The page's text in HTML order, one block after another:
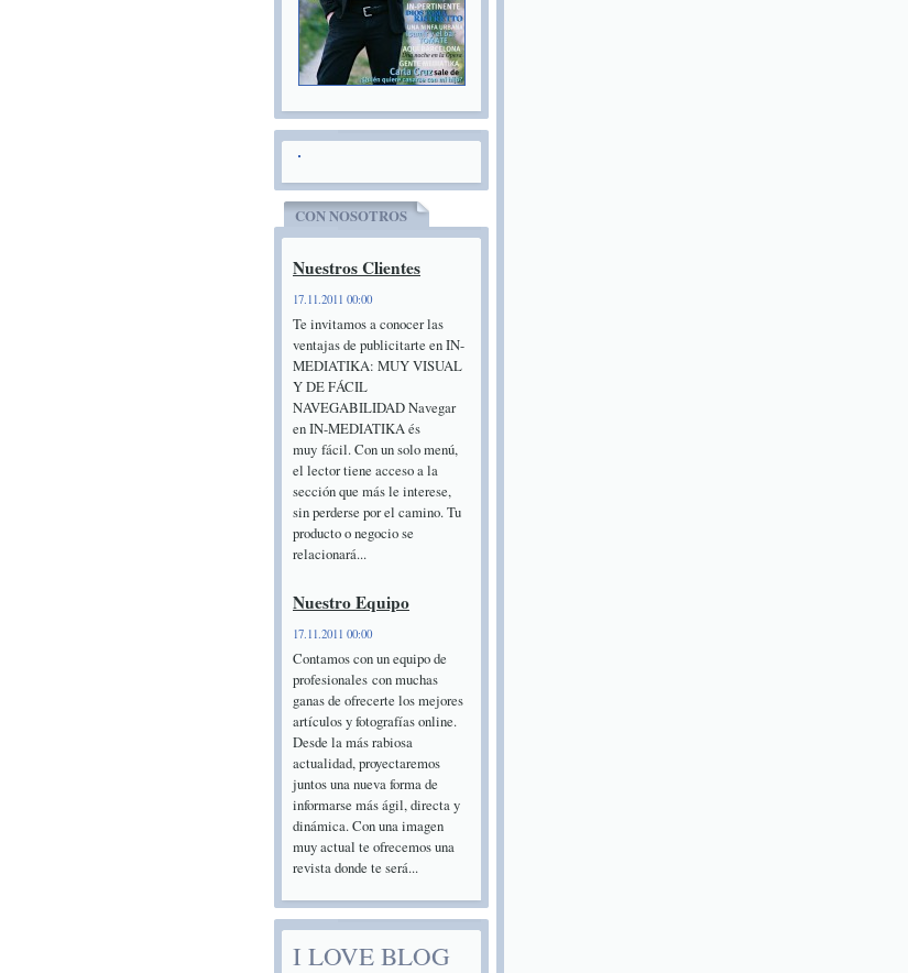
CON NOSOTROS
Nuestros Clientes
17.11.2011 00:00
Te invitamos a conocer las
ventajas de publicitarte en IN-
MEDIATIKA: MUY VISUAL
Y DE FÁCIL
NAVEGABILIDAD Navegar
en IN-MEDIATIKA és
muy fácil. Con un solo menú,
el lector tiene acceso a la
sección que más le interese,
sin perderse por el camino. Tu
producto o negocio se
relacionará...
Nuestro Equipo
17.11.2011 00:00
Contamos con un equipo de
profesionales con muchas
ganas de ofrecerte los mejores
artículos y fotografías online.
Desde la más rabiosa
actualidad, proyectaremos
juntos una nueva forma de
informarse más ágil, directa y
dinámica. Con una imagen
muy actual te ofrecemos una
revista donde te será...
I LOVE BLOG